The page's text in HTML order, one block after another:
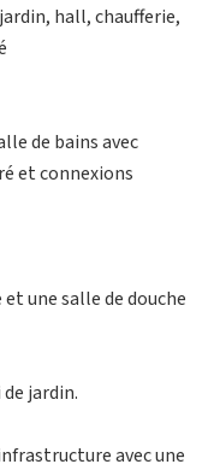
hall, chaufferie,
de bains avec
et connexions
une salle de douche
jardin.
avec une